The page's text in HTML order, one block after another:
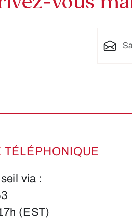
TÉLÉPHONIQUE
via :
(EST)